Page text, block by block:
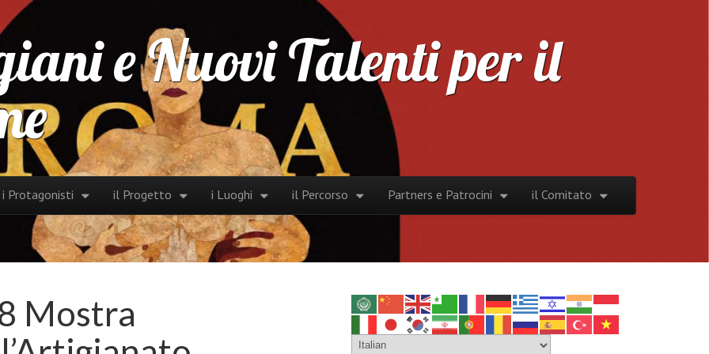
e Nuovi Talenti per il
menu
i Protagonisti il Progetto i Luoghi il Percorso Partners e Patrocini il Comitato
Mostra